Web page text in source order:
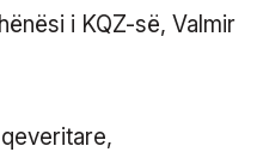
i KQZ-së, Valmir